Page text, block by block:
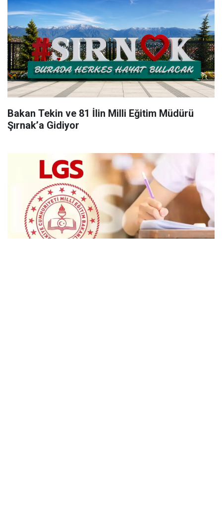
Bakan Tekin ve 81 İlin Milli Eğitim Müdürü
Şırnak’a Gidiyor